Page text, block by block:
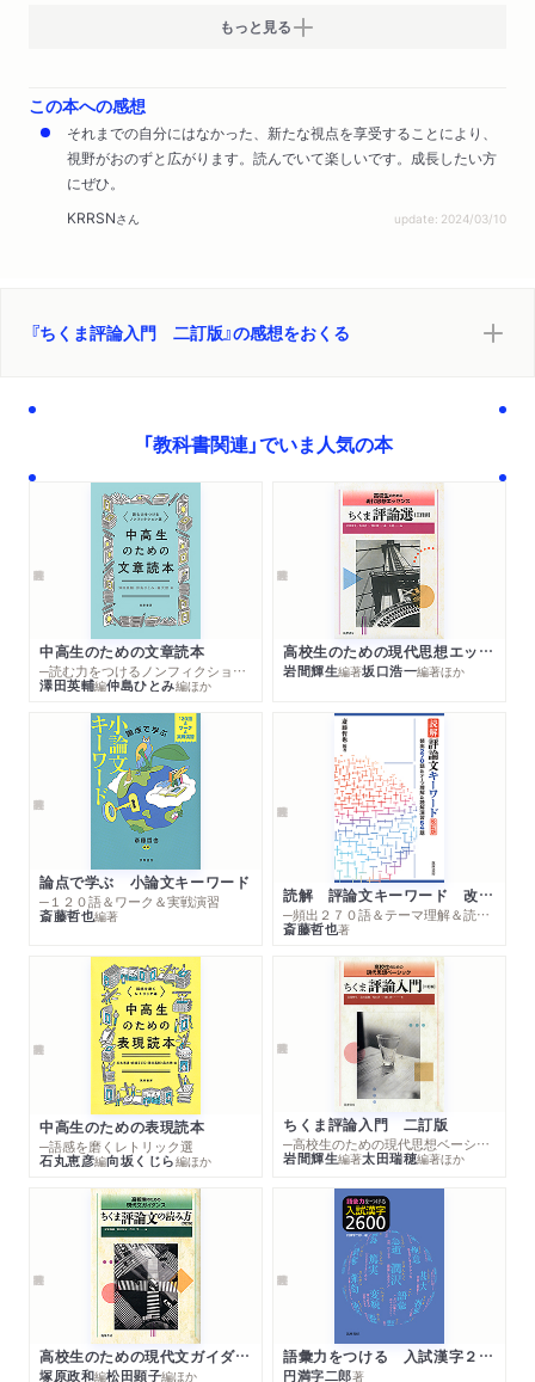
第七章ことば、この人間的なもの……ことばの言葉
内田樹「他者の言葉」多和田葉子「国境を越えることば」野矢茂樹
「動物の言葉・人間の言葉」
第八章問いとしての現代……考える言葉
上野千鶴子「生き延びるための思想」藤田省三「現代文明へのレ
治」見田宗介「現代社会はどこに向かうか」
もっと見る
この本への感想
それまでの自分にはなかった、新たな視点を享受することにより、
視野がおのずと広がります。読んでいて楽しいです。成長したい方
にぜひ。
KRRSNさん update: 2024/03/10
『ちくま評論入門 二訂版』の感想をおくる
「教科書関連」でいま人気の本
中高生のための文章読本
─読む力をつけるノンフィクション選
澤田英輔編仲島ひとみ編ほか
高校生のための現代思想エッセンス ちくま評論選 三訂版
岩間輝生編著坂口浩一編著ほか
論点で学ぶ 小論文キーワード
─１２０語＆ワーク＆実戦演習
斎藤哲也編著
読解 評論文キーワード 改訂版
─頻出２７０語＆テーマ理解＆読解演習５４題
斎藤哲也著
中高生のための表現読本
─語感を磨くレトリック選
石丸恵彦編向坂くじら編ほか
ちくま評論入門 二訂版
─高校生のための現代思想ベーシック
岩間輝生編著太田瑞穂編著ほか
高校生のための現代文ガイダンス ちくま評論文の読み方 改訂版
塚原政和編松田顕子編ほか
語彙力をつける 入試漢字２６００
円満字二郎著